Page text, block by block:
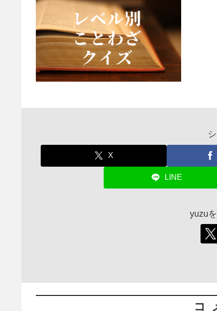
X
LINE
yuzu
コ